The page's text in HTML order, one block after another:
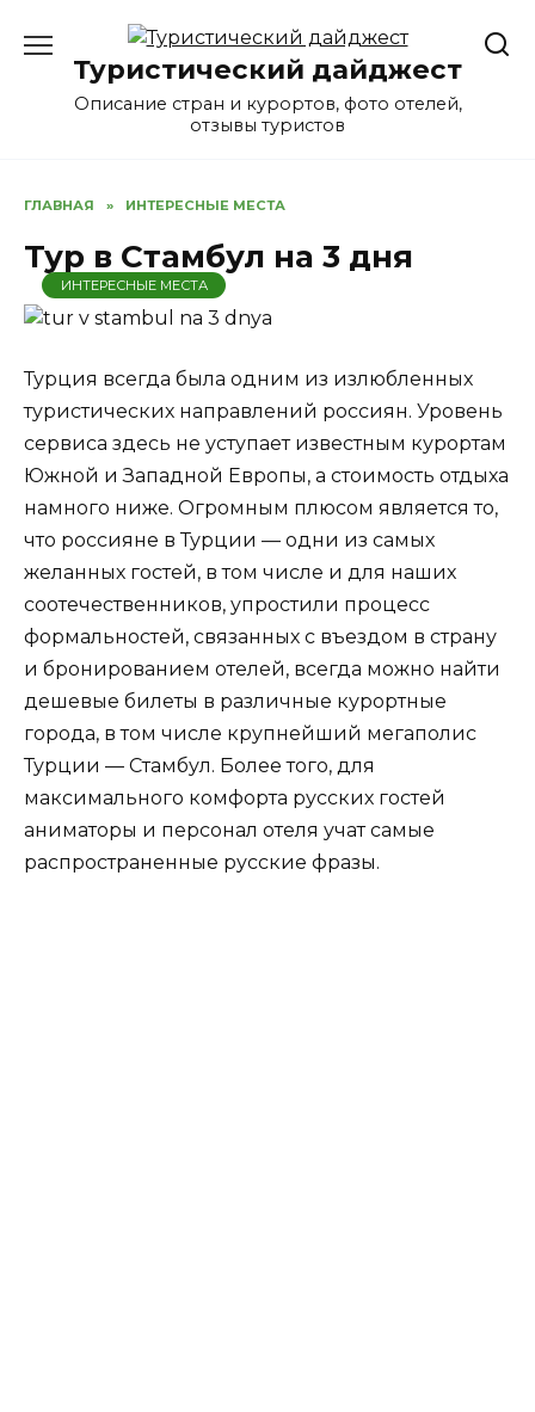
содержаниюТуристический дайджест
Описание стран и курортов, фото отелей,
отзывы туристов
ГЛАВНАЯ » ИНТЕРЕСНЫЕ МЕСТА
Тур в Стамбул на 3 дня
ИНТЕРЕСНЫЕ МЕСТА
Турция всегда была одним из излюбленных
туристических направлений россиян. Уровень
сервиса здесь не уступает известным курортам
Южной и Западной Европы, а стоимость отдыха
намного ниже. Огромным плюсом является то,
что россияне в Турции — одни из самых
желанных гостей, в том числе и для наших
соотечественников, упростили процесс
формальностей, связанных с въездом в страну
и бронированием отелей, всегда можно найти
дешевые билеты в различные курортные
города, в том числе крупнейший мегаполис
Турции — Стамбул. Более того, для
максимального комфорта русских гостей
аниматоры и персонал отеля учат самые
распространенные русские фразы.